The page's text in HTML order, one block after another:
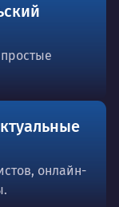
онлайн-